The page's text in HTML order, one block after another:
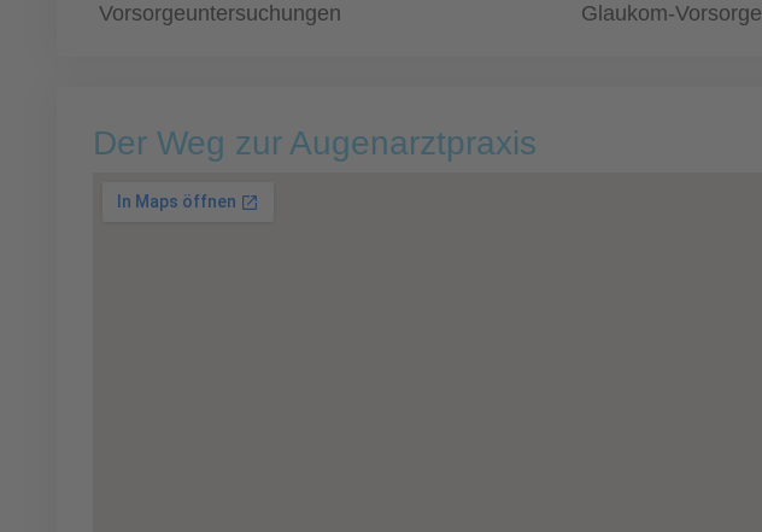
Vorsorgeuntersuchungen Glaukom-Vorsorge
Der Weg zur Augenarztpraxis